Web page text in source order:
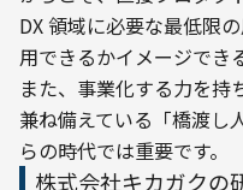
DX 領域に必要な最低限
用できるかイメージでき
また、事業化する力を持
兼ね備えている「橋渡し
らの時代では重要です。
株式会社キカガクの